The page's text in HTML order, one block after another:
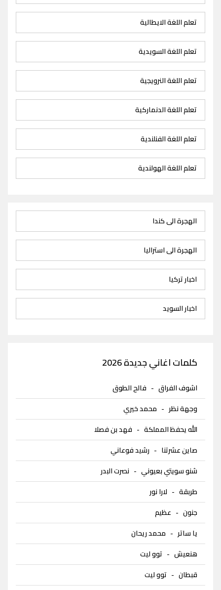
تعلم اللغة الايطالية
تعلم اللغة السويدية
تعلم اللغة النرويجية
تعلم اللغة الدنماركية
تعلم اللغة الفنلندية
تعلم اللغة الهولندية
الهجرة الى كندا
الهجرة الى استراليا
اخبار تركيا
اخبار السويد
كلمات اغاني جديدة 2026
اشوف الفراق - فالح الطوق
وجهة نظر - محمد خيري
الله يحفظ المملكة - فهد بن فصلا
صاين عشرتنا - رشيد فوعاني
شنو سويتي بعيوني - نصرت البدر
طربقة - لارا نور
جنون - عظيم
يا ساتر - محمد ريحان
هنعيش - توو ليت
قبطان - توو ليت